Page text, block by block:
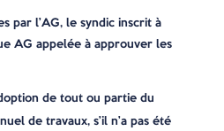
par l’AG, le syndic inscrit à
AG appelée à approuver les
de tout ou partie du
de travaux, s’il n’a pas été